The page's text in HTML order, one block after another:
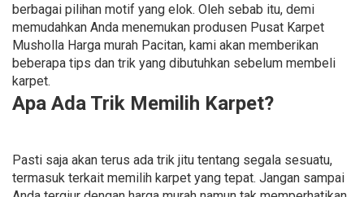
berbagai pilihan motif yang elok. Oleh sebab itu, demi
memudahkan Anda menemukan produsen Pusat Karpet
Musholla Harga murah Pacitan, kami akan memberikan
beberapa tips dan trik yang dibutuhkan sebelum membeli
karpet.
Apa Ada Trik Memilih Karpet?
Pasti saja akan terus ada trik jitu tentang segala sesuatu,
termasuk terkait memilih karpet yang tepat. Jangan sampai